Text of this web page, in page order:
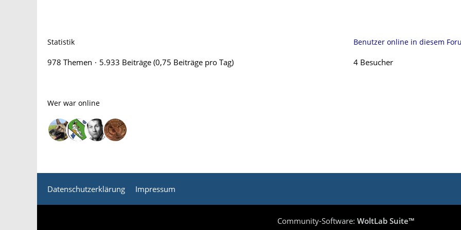
Statistik
978 Themen 5.933 Beiträge (0,75 Beiträge pro Tag)
Benutzer online in diesem
4 Besucher
Wer war online
Datenschutzerklärung Impressum
Community-Software: WoltLab Suite™